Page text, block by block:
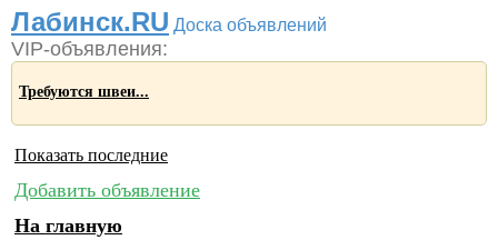
Лабинск.RU Доска объявлений
VIP-объявления:
Требуются швеи...
Показать последние
Добавить объявление
На главную